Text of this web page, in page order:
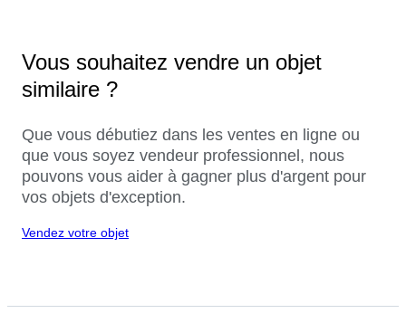
Vous souhaitez vendre un objet
similaire ?
Que vous débutiez dans les ventes en ligne ou
que vous soyez vendeur professionnel, nous
pouvons vous aider à gagner plus d'argent pour
vos objets d'exception.
Vendez votre objet